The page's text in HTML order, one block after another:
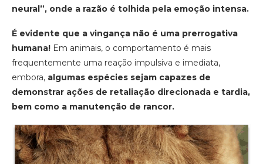
neural”, onde a razão é tolhida pela emoção intensa.
É evidente que a vingança não é uma prerrogativa
humana! Em animais, o comportamento é mais
frequentemente uma reação impulsiva e imediata,
embora, algumas espécies sejam capazes de
demonstrar ações de retaliação direcionada e tardia,
bem como a manutenção de rancor.